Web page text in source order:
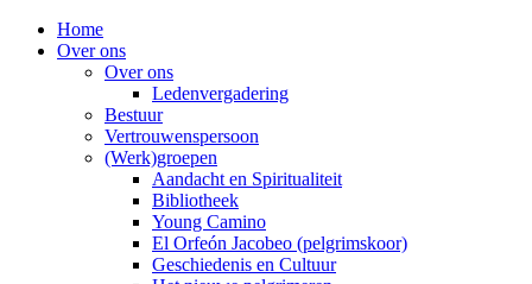
Home
Over ons
Over ons
Ledenvergadering
Bestuur
Vertrouwenspersoon
(Werk)groepen
Aandacht en Spiritualiteit
Bibliotheek
Young Camino
El Orfeón Jacobeo (pelgrimskoor)
Geschiedenis en Cultuur